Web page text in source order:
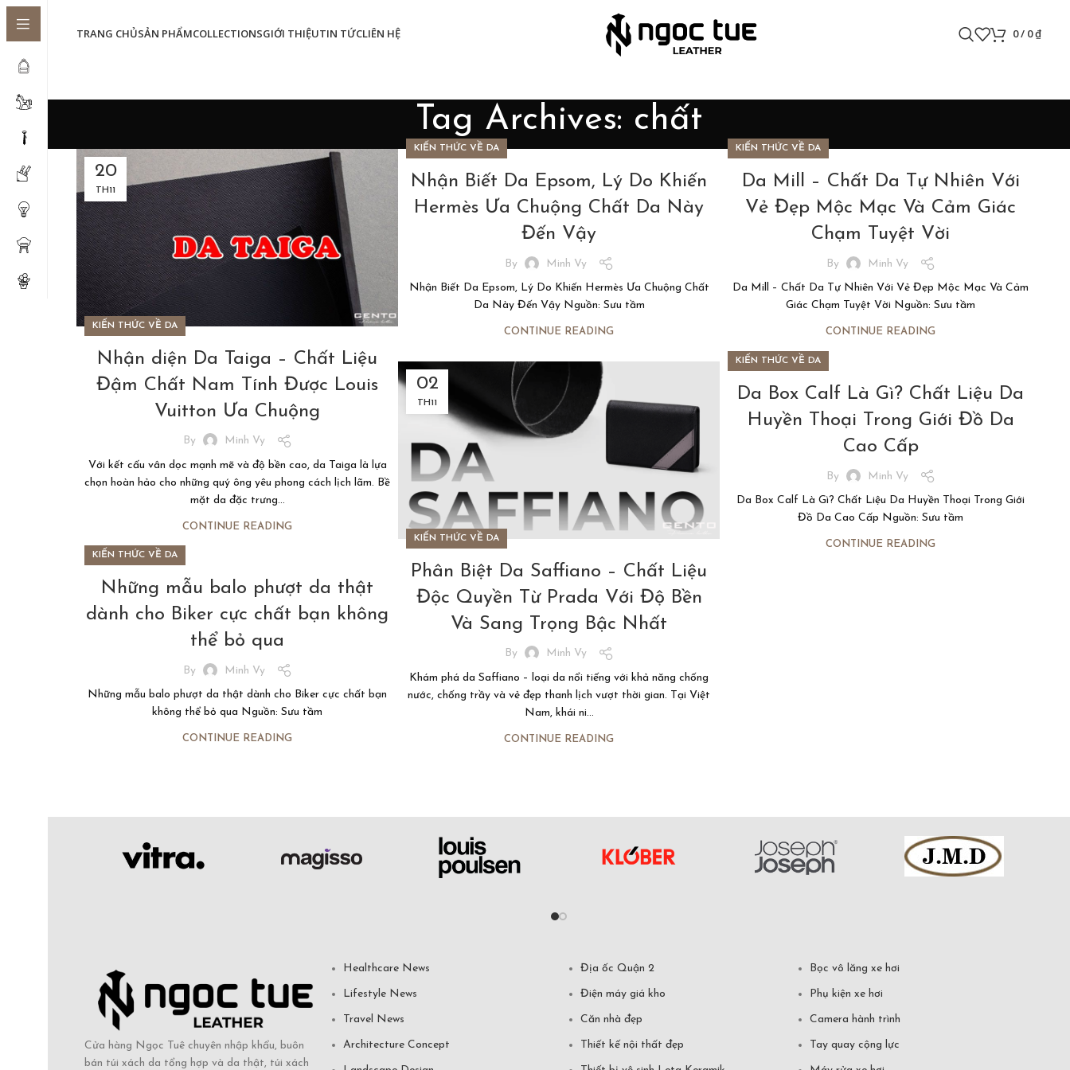
TRANG CHỦSẢN PHẨMCOLLECTIONSGIỚI THIỆUTIN TỨCLIÊN HỆ 0/ 0₫
Tag Archives: chất
20
TH11
KIẾN THỨC VỀ DA
Nhận diện Da Taiga – Chất Liệu
Đậm Chất Nam Tính Được Louis
Vuitton Ưa Chuộng
By Minh Vy
Với kết cấu vân dọc mạnh mẽ và độ bền cao, da Taiga là lựa
chọn hoàn hảo cho những quý ông yêu phong cách lịch lãm. Bề
mặt da đặc trưng...
CONTINUE READING
KIẾN THỨC VỀ DA
Nhận Biết Da Epsom, Lý Do Khiến
Hermès Ưa Chuộng Chất Da Này
Đến Vậy
By Minh Vy
Nhận Biết Da Epsom, Lý Do Khiến Hermès Ưa Chuộng Chất
Da Này Đến Vậy Nguồn: Sưu tầm
CONTINUE READING
KIẾN THỨC VỀ DA
Da Mill – Chất Da Tự Nhiên Với
Vẻ Đẹp Mộc Mạc Và Cảm Giác
Chạm Tuyệt Vời
By Minh Vy
Da Mill – Chất Da Tự Nhiên Với Vẻ Đẹp Mộc Mạc Và Cảm
Giác Chạm Tuyệt Vời Nguồn: Sưu tầm
CONTINUE READING
02
TH11
KIẾN THỨC VỀ DA
Phân Biệt Da Saffiano – Chất Liệu
Độc Quyền Từ Prada Với Độ Bền
Và Sang Trọng Bậc Nhất
By Minh Vy
Khám phá da Saffiano – loại da nổi tiếng với khả năng chống
nước, chống trầy và vẻ đẹp thanh lịch vượt thời gian. Tại Việt
Nam, khái ni...
CONTINUE READING
KIẾN THỨC VỀ DA
Da Box Calf Là Gì? Chất Liệu Da
Huyền Thoại Trong Giới Đồ Da
Cao Cấp
By Minh Vy
Da Box Calf Là Gì? Chất Liệu Da Huyền Thoại Trong Giới
Đồ Da Cao Cấp Nguồn: Sưu tầm
CONTINUE READING
KIẾN THỨC VỀ DA
Những mẫu balo phượt da thật
dành cho Biker cực chất bạn không
thể bỏ qua
By Minh Vy
Những mẫu balo phượt da thật dành cho Biker cực chất bạn
không thể bỏ qua Nguồn: Sưu tầm
CONTINUE READING
Cửa hàng Ngọc Tuê chuyên nhập khẩu, buôn
bán túi xách da tổng hợp và da thật, túi xách
Healthcare News
Lifestyle News
Travel News
Architecture Concept
Địa ốc Quận 2
Điện máy giá kho
Căn nhà đẹp
Thiết kế nội thất đẹp
Bọc vô lăng xe hơi
Phụ kiện xe hơi
Camera hành trình
Tay quay cộng lực